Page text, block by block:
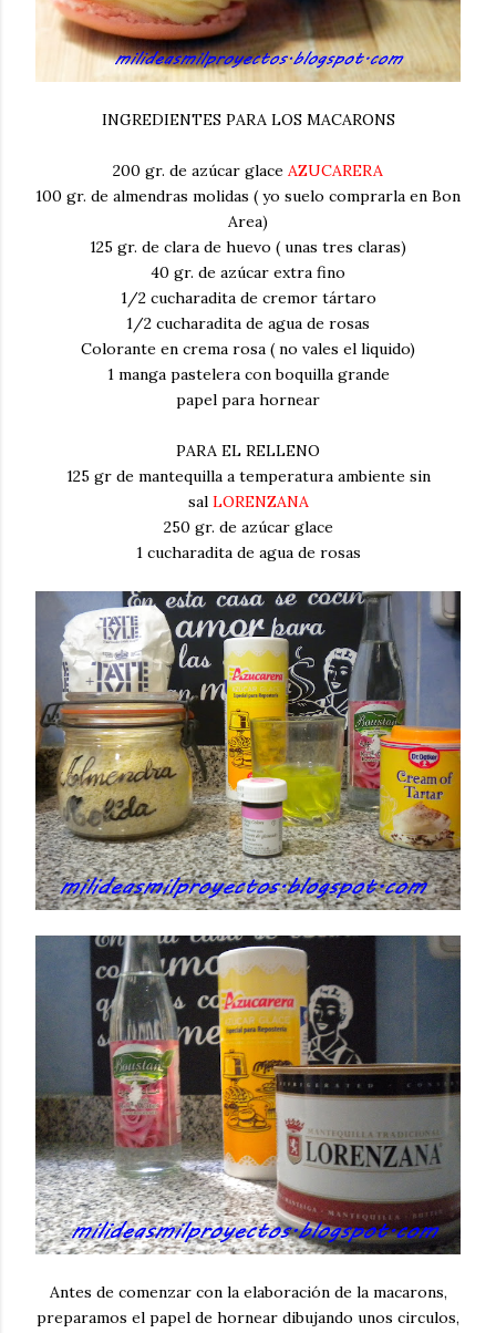
INGREDIENTES PARA LOS MACARONS
200 gr. de azúcar glace AZUCARERA
100 gr. de almendras molidas ( yo suelo comprarla en Bon
Area)
125 gr. de clara de huevo ( unas tres claras)
40 gr. de azúcar extra fino
1/2 cucharadita de cremor tártaro
1/2 cucharadita de agua de rosas
Colorante en crema rosa ( no vales el liquido)
1 manga pastelera con boquilla grande
papel para hornear
PARA EL RELLENO
125 gr de mantequilla a temperatura ambiente sin
sal LORENZANA
250 gr. de azúcar glace
1 cucharadita de agua de rosas
Antes de comenzar con la elaboración de la macarons,
preparamos el papel de hornear dibujando unos circulos,